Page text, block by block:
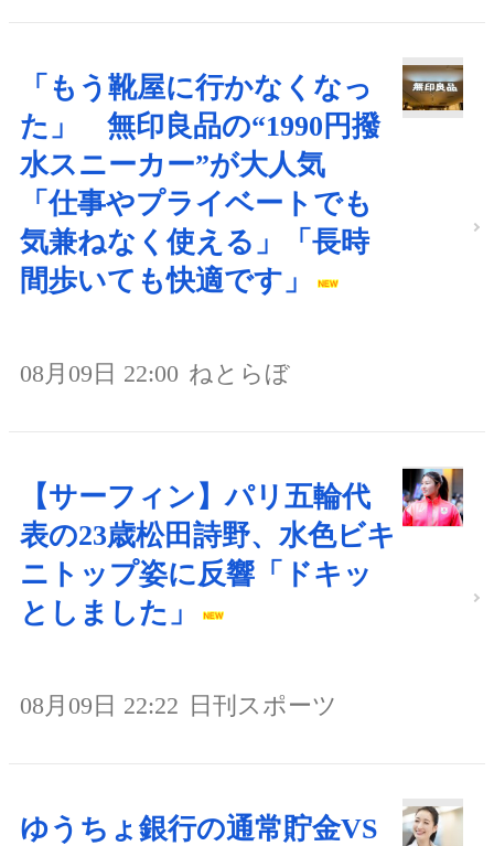
「もう靴屋に行かなくなっ
た」 無印良品の“1990円撥
水スニーカー”が大人気
「仕事やプライベートでも
気兼ねなく使える」「長時
間歩いても快適です」
08月09日 22:00 ねとらぼ
【サーフィン】パリ五輪代
表の23歳松田詩野、水色ビキ
ニトップ姿に反響「ドキッ
としました」
08月09日 22:22 日刊スポーツ
ゆうちょ銀行の通常貯金VS